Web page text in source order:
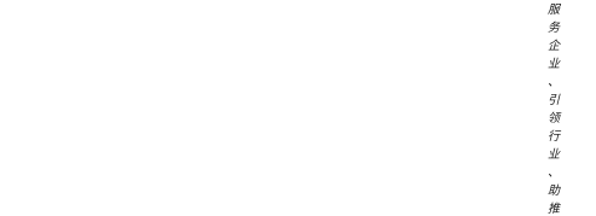
服
务
企
业
、
引
领
行
业
、
助
推